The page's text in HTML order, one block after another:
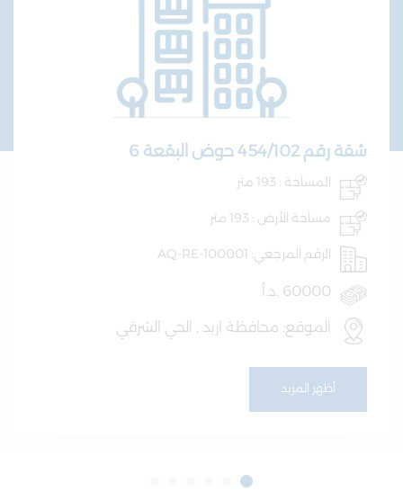
شقة رقم 454/102 حوض البقعة 6
المساحة : 193 متر
مساحة الأرض : 193 متر
الرقم المرجعي: AQ-RE-100001
60000 .د.أ
الموقع: محافظة اربد , الحي الشرقي
أظهر المزيد